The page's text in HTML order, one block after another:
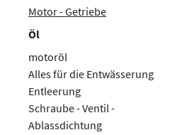
Motor - Getriebe
Öl
motoröl
Alles für die Entwässerung
Entleerung
Schraube - Ventil -
Ablassdichtung